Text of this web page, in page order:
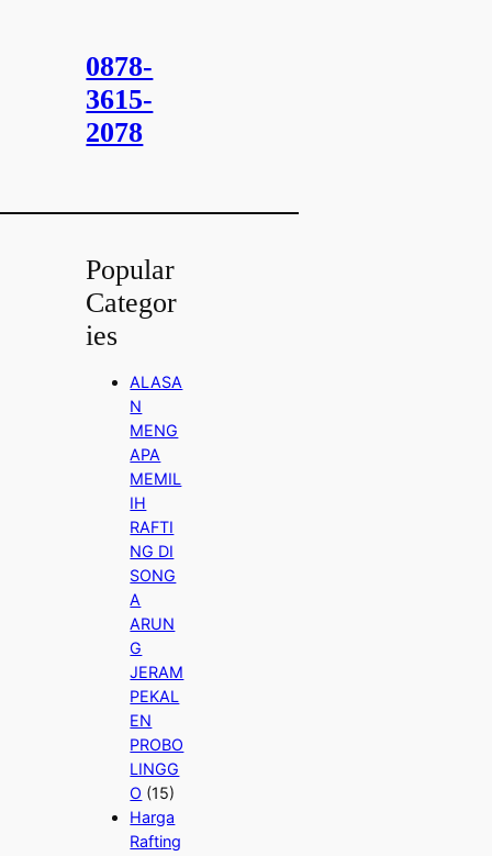
0878-
3615-
2078
Popular
Categor
ies
ALASA
N
MENG
APA
MEMIL
IH
RAFTI
NG DI
SONG
A
ARUN
G
JERAM
PEKAL
EN
PROBO
LINGG
O (15)
Harga
Rafting